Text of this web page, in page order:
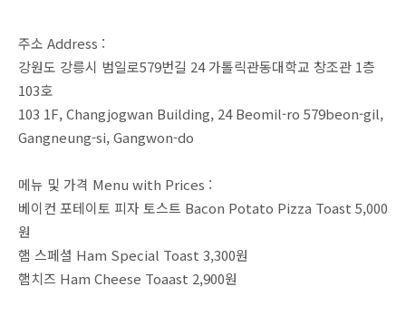
주소 Address :
강원도 강릉시 범일로579번길 24 가톨릭관동대학교 창조관 1층
103호
103 1F, Changjogwan Building, 24 Beomil-ro 579beon-gil,
Gangneung-si, Gangwon-do
메뉴 및 가격 Menu with Prices :
베이컨 포테이토 피자 토스트 Bacon Potato Pizza Toast 5,000
원
햄 스페셜 Ham Special Toast 3,300원
햄치즈 Ham Cheese Toaast 2,900원